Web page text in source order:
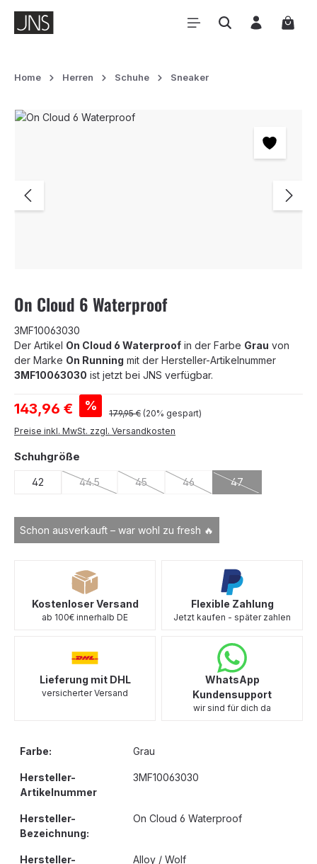
Zum Hauptinhalt springen
Home Herren Schuhe Sneaker
Bildergalerie überspringen
On Cloud 6 Waterproof
3MF10063030
Der Artikel On Cloud 6 Waterproof in der Farbe Grau von
der Marke On Running mit der Hersteller-Artikelnummer
3MF10063030 ist jetzt bei JNS verfügbar.
Verkaufspreis:
143,96 € % Regulärer Preis:
179,95 € (20% gespart)
Preise inkl. MwSt. zzgl. Versandkosten
Schon ausverkauft – war wohl zu fresh 🔥
Schuhgröße
42 44.5
(Diese Option ist zurzeit nicht verfügbar.)
45
(Diese Option ist zurzeit nicht verfügbar.)
46
(Diese Option ist zurzeit nicht
47
(Diese Option ist
Kostenloser Versand
ab 100€ innerhalb DE
Flexible Zahlung
Jetzt kaufen - später zahlen
Lieferung mit DHL
versicherter Versand
WhatsApp
Kundensupport
wir sind für dich da
Farbe: Grau
Hersteller-
Artikelnummer
3MF10063030
Hersteller-
Bezeichnung:
On Cloud 6 Waterproof
Hersteller-
Alloy / Wolf